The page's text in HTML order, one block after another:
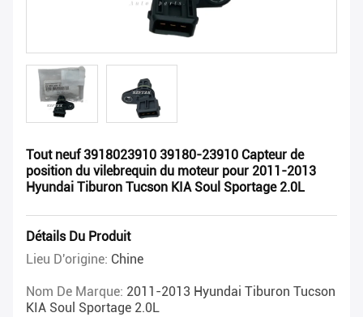
Tout neuf 3918023910 39180-23910 Capteur de
position du vilebrequin du moteur pour 2011-2013
Hyundai Tiburon Tucson KIA Soul Sportage 2.0L
Détails Du Produit
Lieu D'origine: Chine
Nom De Marque: 2011-2013 Hyundai Tiburon Tucson
KIA Soul Sportage 2.0L